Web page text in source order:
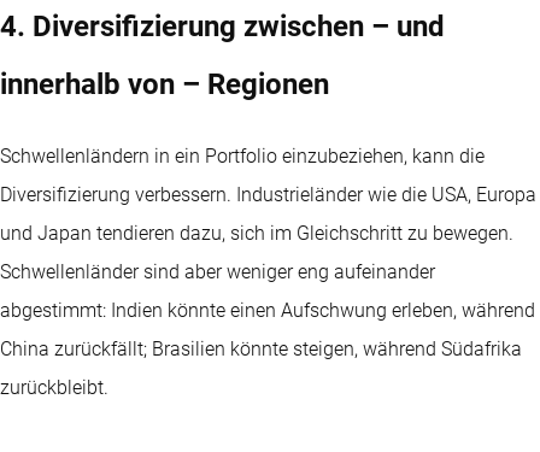
4. Diversifizierung zwischen – und
innerhalb von – Regionen
Schwellenländern in ein Portfolio einzubeziehen, kann die
Diversifizierung verbessern. Industrieländer wie die USA, Europa
und Japan tendieren dazu, sich im Gleichschritt zu bewegen.
Schwellenländer sind aber weniger eng aufeinander
abgestimmt: Indien könnte einen Aufschwung erleben, während
China zurückfällt; Brasilien könnte steigen, während Südafrika
zurückbleibt.